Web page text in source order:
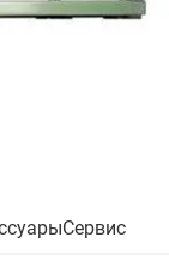
Сервис